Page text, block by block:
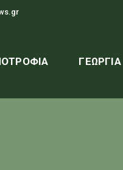
ΓΕΩΡΓΊΑ